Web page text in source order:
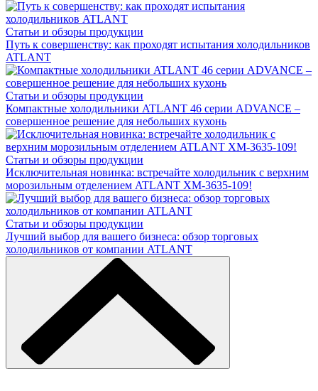
Статьи и обзоры продукции
Путь к совершенству: как проходят испытания холодильников
ATLANT
Статьи и обзоры продукции
Компактные холодильники ATLANT 46 серии ADVANCE –
совершенное решение для небольших кухонь
Статьи и обзоры продукции
Исключительная новинка: встречайте холодильник с верхним
морозильным отделением ATLANT ХМ-3635-109!
Статьи и обзоры продукции
Лучший выбор для вашего бизнеса: обзор торговых
холодильников от компании ATLANT